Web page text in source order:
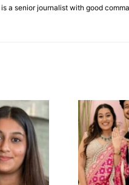
a senior journalist with good